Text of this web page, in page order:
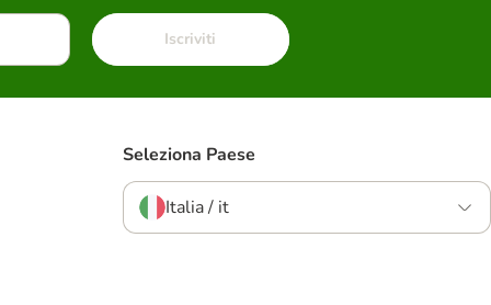
Iscriviti
Seleziona Paese
Italia / it